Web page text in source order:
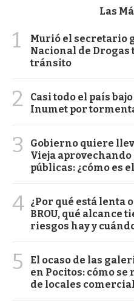
Las
1
Murió el secretario
Nacional de
tránsito
2
Casi todo el país
Inumet por
3
Gobierno quiere
Vieja
públicas: ¿cómo es
4 ¿Por qué está lenta
BROU, qué alcance
riesgos hay y
5
El ocaso de las
en Pocitos: cómo
de locales